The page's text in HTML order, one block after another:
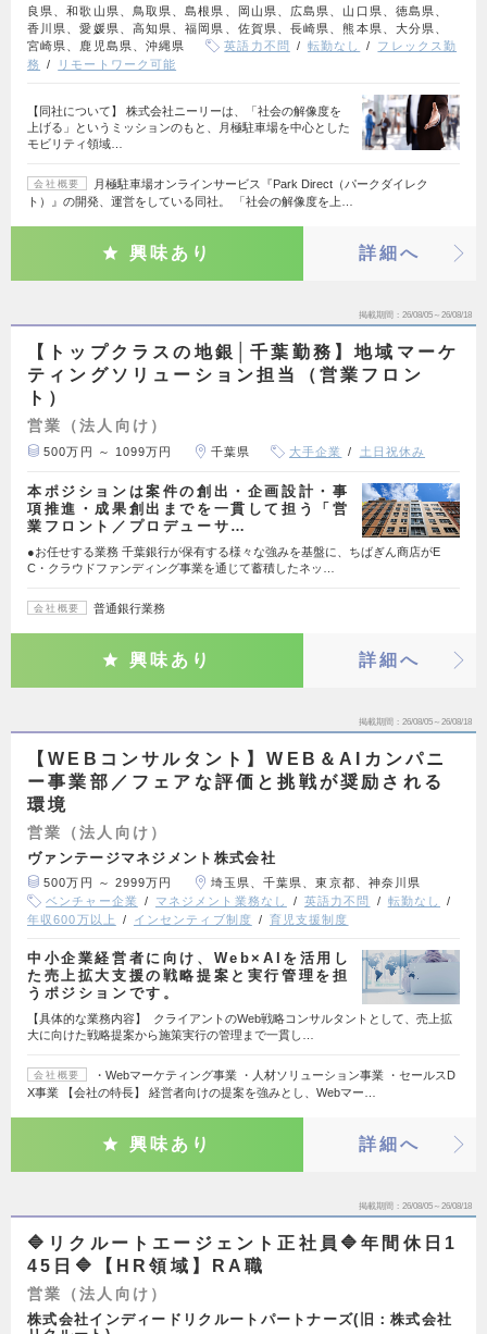
良県、和歌山県、鳥取県、島根県、岡山県、広島県、山口県、徳島県、
香川県、愛媛県、高知県、福岡県、佐賀県、長崎県、熊本県、大分県、
宮崎県、鹿児島県、沖縄県
英語力不問 転勤なし
フレックス勤
務
リモートワーク可能
【同社について】 株式会社ニーリーは、「社会の解像度を
上げる」というミッションのもと、月極駐車場を中心とした
モビリティ領域…
会社概要
月極駐車場オンラインサービス『Park Direct（パークダイレク
ト）』の開発、運営をしている同社。 「社会の解像度を上…
興味あり 詳細へ
掲載期間 26/08/05～26/08/18
【トップクラスの地銀│千葉勤務】地域マーケ
ティングソリューション担当（営業フロン
ト）
営業（法人向け）
500万円 ～ 1099万円 千葉県 大手企業 土日祝休み
本ポジションは案件の創出・企画設計・事
項推進・成果創出までを一貫して担う「営
業フロント／プロデューサ…
●お任せする業務 千葉銀行が保有する様々な強みを基盤に、ちばぎん商店がE
C・クラウドファンディング事業を通じて蓄積したネッ…
会社概要 普通銀行業務
興味あり 詳細へ
掲載期間 26/08/05～26/08/18
【WEBコンサルタント】WEB＆AIカンパニ
ー事業部／フェアな評価と挑戦が奨励される
環境
営業（法人向け）
ヴァンテージマネジメント株式会社
500万円 ～ 2999万円
埼玉県、千葉県、東京都、神奈川県
ベンチャー企業
マネジメント業務なし 英語力不問
転勤なし
年収600万以上
インセンティブ制度 育児支援制度
中小企業経営者に向け、Web×AIを活用し
た売上拡大支援の戦略提案と実行管理を担
うポジションです。
【具体的な業務内容】 クライアントのWeb戦略コンサルタントとして、売上拡
大に向けた戦略提案から施策実行の管理まで一貫し…
会社概要
・Webマーケティング事業 ・人材ソリューション事業 ・セールスD
X事業 【会社の特長】 経営者向けの提案を強みとし、Webマー…
興味あり 詳細へ
掲載期間 26/08/05～26/08/18
🔷リクルートエージェント正社員🔷年間休日1
45日🔷【HR領域】RA職
営業（法人向け）
株式会社インディードリクルートパートナーズ(旧：株式会社